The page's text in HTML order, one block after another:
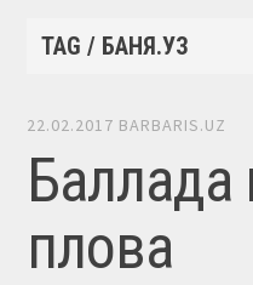
TAG / БАНЯ.УЗ
22.02.2017 BARBARIS.UZ
Баллада
плова